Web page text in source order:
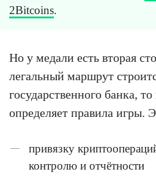
2Bitcoins.
Но у медали есть вторая
легальный маршрут
государственного банка,
определяет правила игры.
привязку
контролю и отчётности